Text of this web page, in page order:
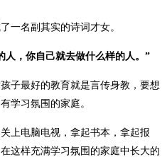
一名副其实的诗词才女。
人，你自己就去做什么样的人。”
子最好的教育就是言传身教，要想
学习氛围的家庭。
上电脑电视，拿起书本，拿起报
这样充满学习氛围的家庭中长大的